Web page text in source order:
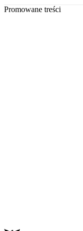
Promowane treści